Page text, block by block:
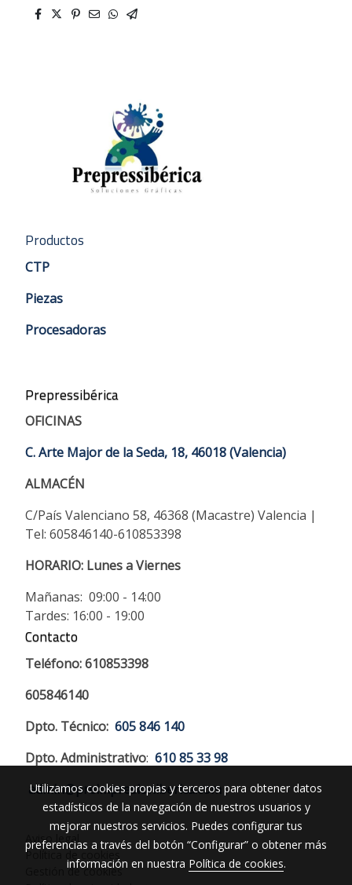
Productos
CTP
Piezas
Procesadoras
Prepressibérica
OFICINAS
C. Arte Major de la Seda, 18, 46018 (Valencia)
ALMACÉN
C/País Valenciano 58, 46368 (Macastre) Valencia |
Tel: 605846140-610853398
HORARIO: Lunes a Viernes
Mañanas: 09:00 - 14:00
Tardes: 16:00 - 19:00
Contacto
Teléfono: 610853398
605846140
Dpto. Técnico: 605 846 140
Dpto. Administrativo: 610 85 33 98
admin@preimpresioniberica.com
Aviso legal
Política de cookies
Gestión de cookies
Utilizamos cookies propias y terceros para obtener datos
estadísticos de la navegación de nuestros usuarios y
mejorar nuestros servicios. Puedes configurar tus
preferencias a través del botón “Configurar” o obtener más
información en nuestra Política de cookies.